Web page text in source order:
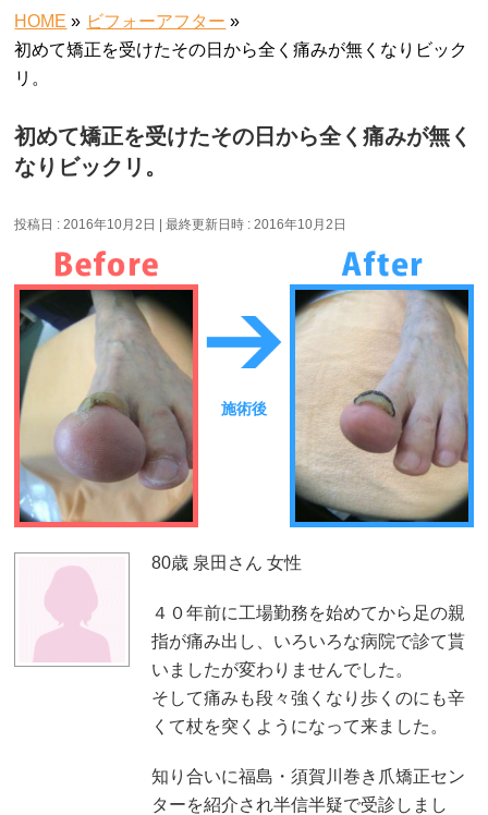
HOME » ビフォーアフター »
初めて矯正を受けたその日から全く痛みが無くなりビック
リ。
初めて矯正を受けたその日から全く痛みが無く
なりビックリ。
投稿日 : 2016年10月2日 最終更新日時 : 2016年10月2日
施術後
80歳 泉田さん 女性
４０年前に工場勤務を始めてから足の親
指が痛み出し、いろいろな病院で診て貰
いましたが変わりませんでした。
そして痛みも段々強くなり歩くのにも辛
くて杖を突くようになって来ました。
知り合いに福島・須賀川巻き爪矯正セン
ターを紹介され半信半疑で受診しまし